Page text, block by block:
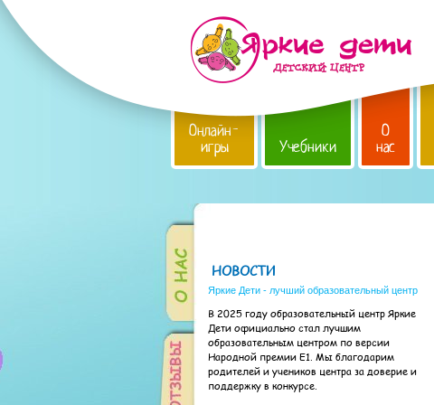
Онлайн-
игры Учебники
О
нас
НОВОСТИ
Яркие Дети - лучший образовательный центр
В 2025 году образовательный центр Яркие
Дети официально стал лучшим
образовательным центром по версии
Народной премии Е1. Мы благодарим
родителей и учеников центра за доверие и
поддержку в конкурсе.